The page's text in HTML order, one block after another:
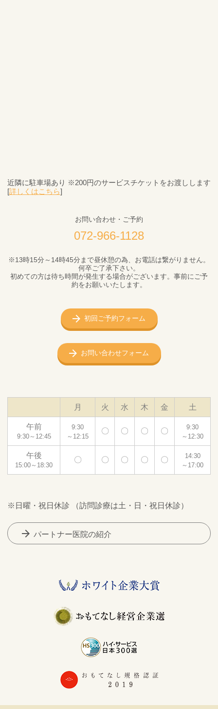
近隣に駐車場あり ※200円のサービスチケットをお渡しします
[詳しくはこちら]
お問い合わせ・ご予約
072-966-1128
※13時15分～14時45分まで昼休憩の為、お電話は繋がりません。
何卒ご了承下さい。
初めての方は待ち時間が発生する場合がございます。事前にご予
約をお願いいたします。
初回ご予約フォーム
お問い合わせフォーム
月 火 水 木 金 土
午前
9:30～12:45
9:30
～12:15
〇 〇 〇 〇
9:30
～12:30
午後
15:00～18:30
〇 〇 〇 〇 〇
14:30
～17:00
※日曜・祝日休診 （訪問診療は土・日・祝日休診）
arrow_forward パートナー医院の紹介